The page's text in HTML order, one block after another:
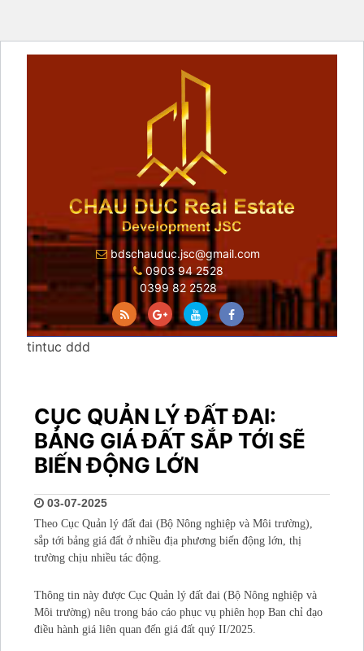
bdschauduc.jsc@gmail.com
0903 94 2528
0399 82 2528
tintuc ddd
CỤC QUẢN LÝ ĐẤT ĐAI:
BẢNG GIÁ ĐẤT SẮP TỚI SẼ
BIẾN ĐỘNG LỚN
03-07-2025
Theo Cục Quản lý đất đai (Bộ Nông nghiệp và Môi trường),
sắp tới bảng giá đất ở nhiều địa phương biến động lớn, thị
trường chịu nhiều tác động.
Thông tin này được Cục Quản lý đất đai (Bộ Nông nghiệp và
Môi trường) nêu trong báo cáo phục vụ phiên họp Ban chỉ đạo
điều hành giá liên quan đến giá đất quý II/2025.